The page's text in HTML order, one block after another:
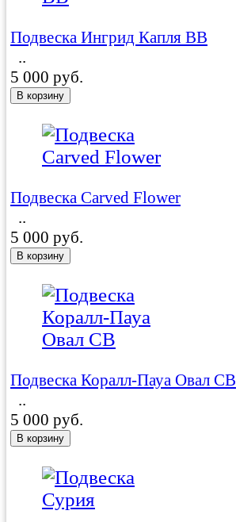
Подвеска Ингрид Капля BB
..
5 000 руб.
Подвеска Carved Flower
..
5 000 руб.
Подвеска Коралл-Пауа Овал CB
..
5 000 руб.